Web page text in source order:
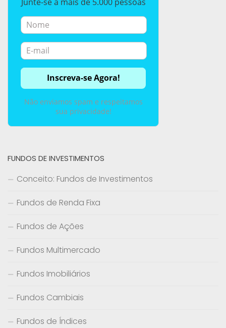
Não enviamos spam e respeitamos
sua privacidade!
FUNDOS DE INVESTIMENTOS
Conceito: Fundos de Investimentos
Fundos de Renda Fixa
Fundos de Ações
Fundos Multimercado
Fundos Imobiliários
Fundos Cambiais
Fundos de Índices